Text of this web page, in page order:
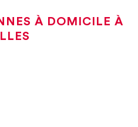
À DOMICILE À